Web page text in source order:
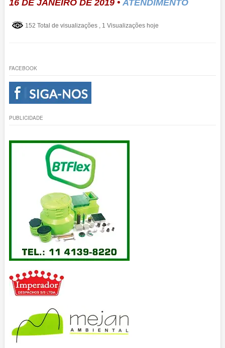
16 DE JANEIRO DE 2019 • ATENDIMENTO
152 Total de visualizações , 1 Visualizações hoje
FACEBOOK
PUBLICIDADE